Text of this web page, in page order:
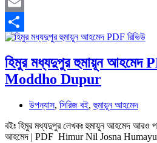
Twitter
Email
Share
হিমুর মধ্যদুপুর হুমায়ূন আহমেদ
Moddho Dupur
উপন্যাস, সিরিজ বই,হুমায়ূন আহমেদ
বইঃ হিমুর মধ্যদুপুর লেখকঃ হুমায়ূন আহমেদ আরও
আহমেদ | PDF Himur Nil Josna